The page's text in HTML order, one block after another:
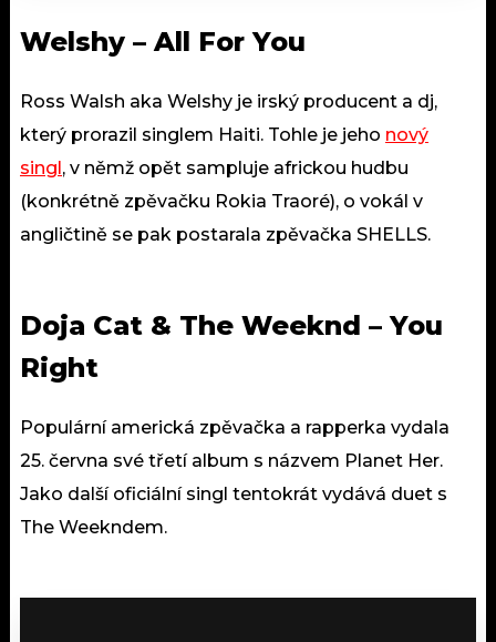
Welshy – All For You
Ross Walsh aka Welshy je irský producent a dj,
který prorazil singlem Haiti. Tohle je jeho nový
singl, v němž opět sampluje africkou hudbu
(konkrétně zpěvačku Rokia Traoré), o vokál v
angličtině se pak postarala zpěvačka SHELLS.
Doja Cat & The Weeknd – You
Right
Populární americká zpěvačka a rapperka vydala
25. června své třetí album s názvem Planet Her.
Jako další oficiální singl tentokrát vydává duet s
The Weekndem.